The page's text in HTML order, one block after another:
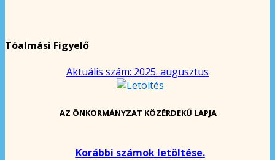
Tóalmási Figyelő
Aktuális szám: 2025. augusztus
AZ ÖNKORMÁNYZAT KÖZÉRDEKŰ LAPJA
Korábbi számok letöltése.